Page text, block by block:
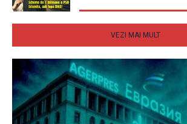
VEZI MAI MULT